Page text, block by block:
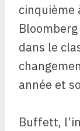
cinquième
dans le
année et
Buffett,